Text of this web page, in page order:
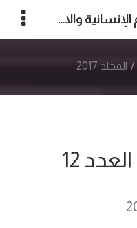
مجلة الأكاديمية للعلوم الإنسانية والاجتماعية
المجلد 2017